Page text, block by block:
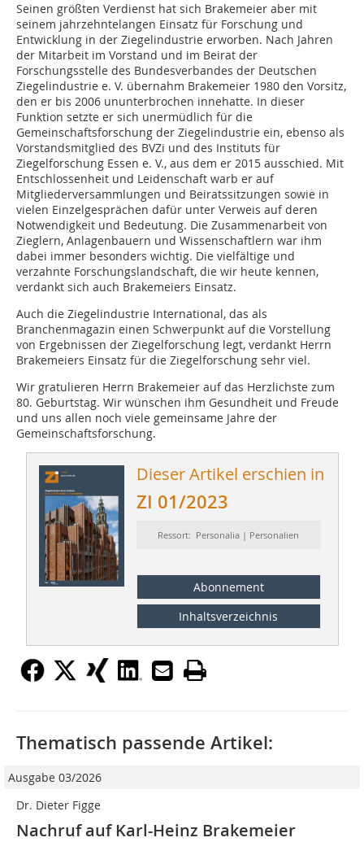
Seinen größten Verdienst hat sich Brakemeier aber mit
seinem jahrzehntelangen Einsatz für Forschung und
Entwicklung in der Ziegelindustrie erworben. Nach Jahren
der Mitarbeit im Vorstand und im Beirat der
Forschungsstelle des Bundesverbandes der Deutschen
Ziegelindustrie e. V. übernahm Brakemeier 1980 den Vorsitz,
den er bis 2006 ununterbrochen innehatte. In dieser
Funktion setzte er sich unermüdlich für die
Gemeinschaftsforschung der Ziegelindustrie ein, ebenso als
Vorstandsmitglied des BVZi und des Instituts für
Ziegelforschung Essen e. V., aus dem er 2015 ausschied. Mit
Entschlossenheit und Leidenschaft warb er auf
Mitgliederversammlungen und Beiratssitzungen sowie in
vielen Einzelgesprächen dafür unter Verweis auf deren
Notwendigkeit und Bedeutung. Die Zusammenarbeit von
Zieglern, Anlagenbauern und Wissenschaftlern war ihm
dabei immer besonders wichtig. Die vielfältige und
verzahnte Forschungslandschaft, die wir heute kennen,
verdankt sich auch Brakemeiers Einsatz.
Auch die Ziegelindustrie International, das als
Branchenmagazin einen Schwerpunkt auf die Vorstellung
von Ergebnissen der Ziegelforschung legt, verdankt Herrn
Brakemeiers Einsatz für die Ziegelforschung sehr viel.
Wir gratulieren Herrn Brakemeier auf das Herzlichste zum
80. Geburtstag. Wir wünschen ihm Gesundheit und Freude
und uns allen noch viele gemeinsame Jahre der
Gemeinschaftsforschung.
Dieser Artikel erschien in
ZI 01/2023
Ressort: Personalia | Personalien
Abonnement
Inhaltsverzeichnis
Thematisch passende Artikel:
Ausgabe 03/2026
Dr. Dieter Figge
Nachruf auf Karl-Heinz Brakemeier